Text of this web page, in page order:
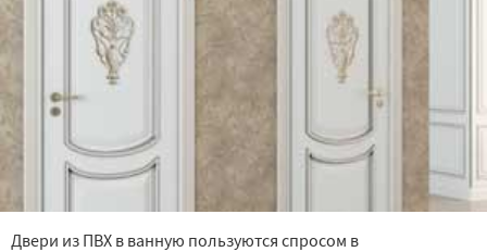
Работаем по
регионам
×
Хорлово Черкизово
Черусти
Шаховская
Двери из ПВХ в ванную пользуются спросом в
УЗНАТЬ ПОДРОБНЕЕ ×
Даю согласие на обработку персональных данных